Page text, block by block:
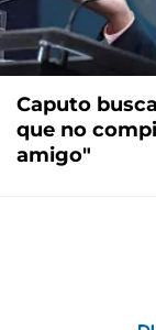
Caputo
que no
amigo"